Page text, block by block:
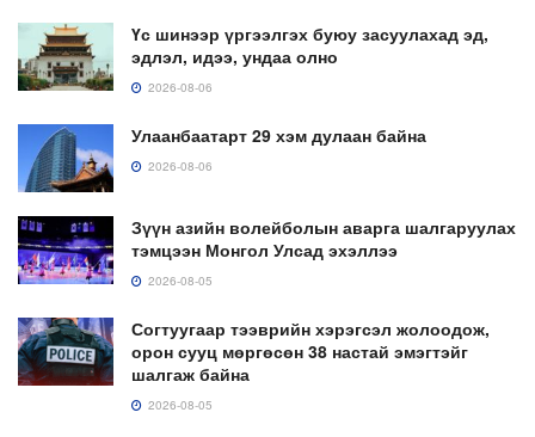
Үс шинээр үргээлгэх буюу засуулахад эд,
эдлэл, идээ, ундаа олно
2026-08-06
Улаанбаатарт 29 хэм дулаан байна
2026-08-06
Зүүн азийн волейболын аварга шалгаруулах
тэмцээн Монгол Улсад эхэллээ
2026-08-05
Согтуугаар тээврийн хэрэгсэл жолоодож,
орон сууц мөргөсөн 38 настай эмэгтэйг
шалгаж байна
2026-08-05